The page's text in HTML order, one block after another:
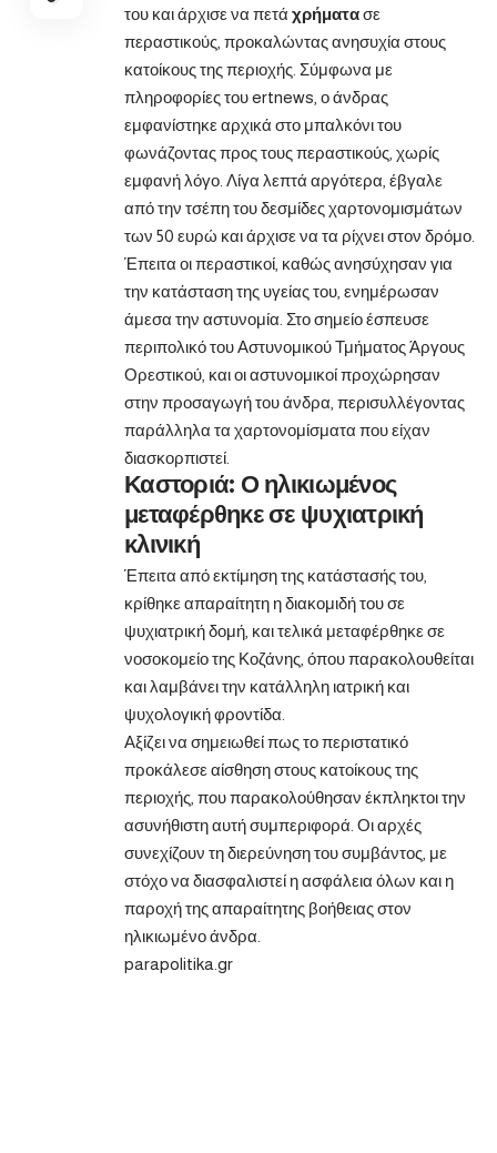
του και άρχισε να πετά χρήματασε
περαστικούς, προκαλώντας ανησυχία στους
κατοίκους της περιοχής. Σύμφωνα με
πληροφορίες του ertnews, ο άνδρας
εμφανίστηκε αρχικά στο μπαλκόνι του
φωνάζοντας προς τους περαστικούς, χωρίς
εμφανή λόγο. Λίγα λεπτά αργότερα, έβγαλε
από την τσέπη του δεσμίδες χαρτονομισμάτων
των 50 ευρώ και άρχισε να τα ρίχνει στον δρόμο.
Έπειτα οι περαστικοί, καθώς ανησύχησαν για
την κατάσταση της υγείας του, ενημέρωσαν
άμεσα την αστυνομία. Στο σημείο έσπευσε
περιπολικό του Αστυνομικού Τμήματος Άργους
Ορεστικού, και οι αστυνομικοί προχώρησαν
στην προσαγωγή του άνδρα, περισυλλέγοντας
παράλληλα τα χαρτονομίσματα που είχαν
διασκορπιστεί.
Καστοριά: Ο ηλικιωμένος
μεταφέρθηκε σε ψυχιατρική
κλινική
Έπειτα από εκτίμηση της κατάστασής του,
κρίθηκε απαραίτητη η διακομιδή του σε
ψυχιατρική δομή, και τελικά μεταφέρθηκε σε
νοσοκομείο της Κοζάνης, όπου παρακολουθείται
και λαμβάνει την κατάλληλη ιατρική και
ψυχολογική φροντίδα.
Αξίζει να σημειωθεί πως το περιστατικό
προκάλεσε αίσθηση στους κατοίκους της
περιοχής, που παρακολούθησαν έκπληκτοι την
ασυνήθιστη αυτή συμπεριφορά. Οι αρχές
συνεχίζουν τη διερεύνηση του συμβάντος, με
στόχο να διασφαλιστεί η ασφάλεια όλων και η
παροχή της απαραίτητης βοήθειας στον
ηλικιωμένο άνδρα.
parapolitika.gr